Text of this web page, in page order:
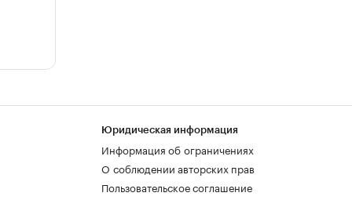
Юридическая информация
Информация об ограничениях
О соблюдении авторских прав
Пользовательское соглашение